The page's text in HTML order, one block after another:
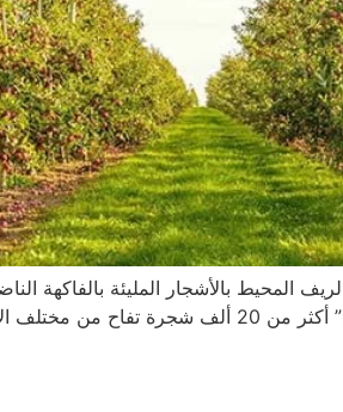
المحيط بالأشجار المليئة بالفاكهة